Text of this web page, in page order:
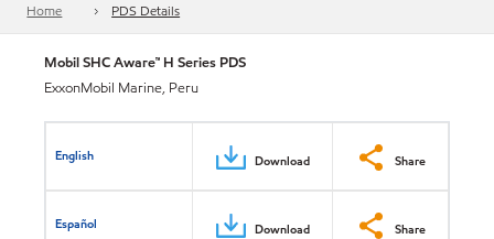
Home PDS Details
Mobil SHC Aware™ H Series PDS
ExxonMobil Marine, Peru
English Download Share
Español Download Share